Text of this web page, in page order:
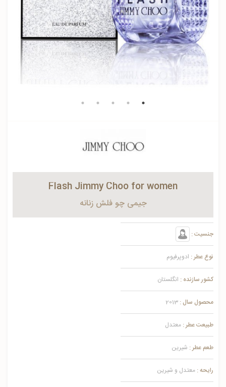
Flash Jimmy Choo for women
جیمی چو فلش زنانه
جنسیت :
نوع عطر : ادوپرفیوم
کشور سازنده : انگلستان
محصول سال : 2013
طبیعت عطر : معتدل
طعم عطر : شیرین
رایحه : معتدل و شیرین